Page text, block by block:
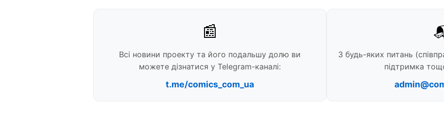
📰
Всі новини проекту та його подальшу долю ви
можете дізнатися у Telegram-каналі:
t.me/comics_com_ua
З будь-яких питань
підтримка